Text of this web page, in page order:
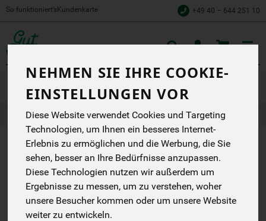
NEHMEN SIE IHRE COOKIE-
EINSTELLUNGEN VOR
Diese Website verwendet Cookies und Targeting
Technologien, um Ihnen ein besseres Internet-
Erlebnis zu ermöglichen und die Werbung, die Sie
sehen, besser an Ihre Bedürfnisse anzupassen.
Diese Technologien nutzen wir außerdem um
Ergebnisse zu messen, um zu verstehen, woher
unsere Besucher kommen oder um unsere Website
weiter zu entwickeln.
So funktioniert’s Kundenkarte +49 40 – 644 251 10
Produkte Fleisch & Wurst Fleisch Hackfleisch
PRODUKT
"GEMISCHTES
HACK
SCHWEIN/RIND
cart